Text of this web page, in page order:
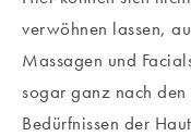
verwöhnen lassen,
Massagen und
sogar ganz nach
Bedürfnissen der